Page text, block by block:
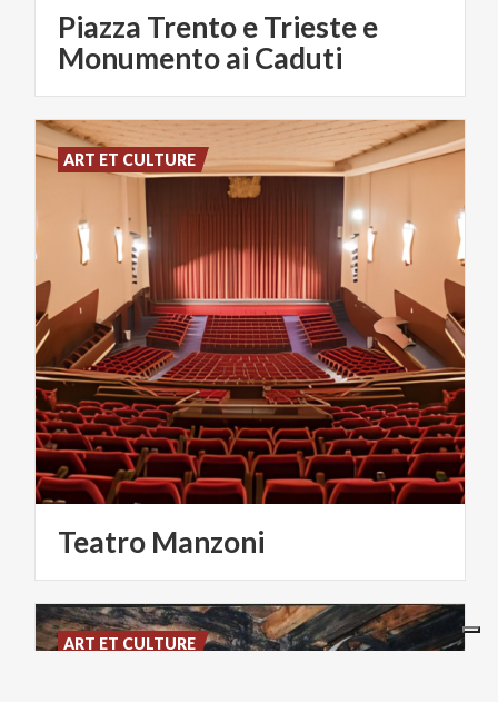
Piazza Trento e Trieste e
Monumento ai Caduti
Teatro Manzoni
ART ET CULTURE
ART ET CULTURE